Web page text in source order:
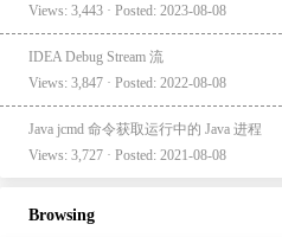
Views: 3,443 · Posted: 2023-08-08
IDEA Debug Stream 流
Views: 3,847 · Posted: 2022-08-08
Java jcmd 命令获取运行中的 Java 进程
Views: 3,727 · Posted: 2021-08-08
Browsing